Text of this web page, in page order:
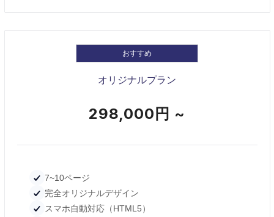
おすすめ
オリジナルプラン
298,000円 ~
7~10ページ
完全オリジナルデザイン
スマホ自動対応（HTML5）